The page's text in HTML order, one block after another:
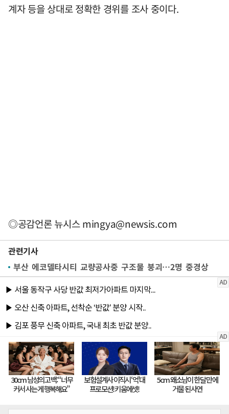
계자 등을 상대로 정확한 경위를 조사 중이다.
◎공감언론 뉴시스mingya@newsis.com
관련기사
부산 에코델타시티 교량공사중 구조물 붕괴…2명 중경상